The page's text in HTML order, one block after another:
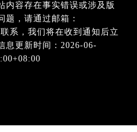
内容存在事实错误或涉及版
题，请通过邮箱：
系，我们将在收到通知后立
息更新时间：2026-06-